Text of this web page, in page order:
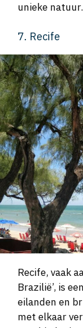
unieke natuur.
7. Recife
Recife, vaak
Brazilië’, is
eilanden en
met elkaar